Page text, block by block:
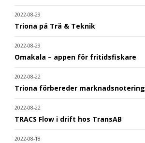
2022-08-29
Triona på Trä & Teknik
2022-08-29
Omakala – appen för fritidsfiskare
2022-08-22
Triona förbereder marknadsnotering
2022-08-22
TRACS Flow i drift hos TransAB
2022-08-18